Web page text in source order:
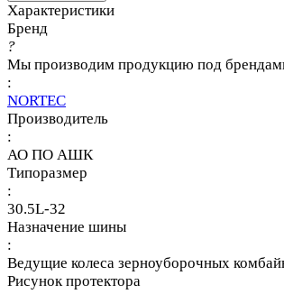
Характеристики
Бренд
?
Мы производим продукцию под
:
NORTEC
Производитель
:
АО ПО АШК
Типоразмер
:
30.5L-32
Назначение шины
:
Ведущие колеса зерноуборочных
Рисунок протектора